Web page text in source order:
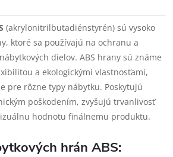
(akrylonitrilbutadiénstyrén) sú vysoko
ktoré sa používajú na ochranu a
dielov. ABS hrany sú známe
a ekologickými vlastnosťami,
pre rôzne typy nábytku. Poskytujú
poškodením, zvyšujú trvanlivosť
hodnotu finálnemu produktu.
hrán ABS: